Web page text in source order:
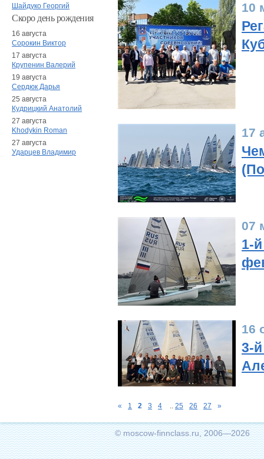
10
17
07
1-
16
3-
« 1 2 3 4 .. 25 26 27 »
Шайдуко Георгий
Скоро день рождения
16 августа
Сорокин Виктор
17 августа
Крупенин Валерий
19 августа
Сердюк Дарья
25 августа
Кудрицкий Анатолий
27 августа
Khodykin Roman
27 августа
Ударцев Владимир
© moscow-finnclass.ru, 2006—2026